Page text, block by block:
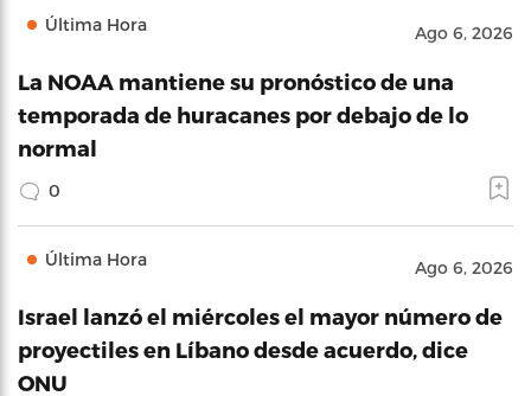
Última Hora Ago 6, 2026
La NOAA mantiene su pronóstico de una
temporada de huracanes por debajo de lo
normal
0
Última Hora Ago 6, 2026
Israel lanzó el miércoles el mayor número de
proyectiles en Líbano desde acuerdo, dice
ONU